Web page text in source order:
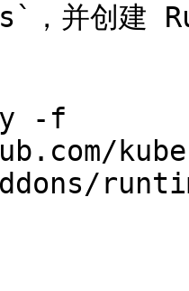
，并创建
-f